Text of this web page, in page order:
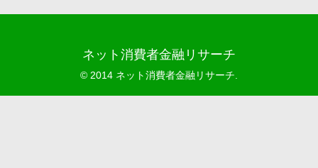
ネット消費者金融リサーチ
© 2014 ネット消費者金融リサーチ.